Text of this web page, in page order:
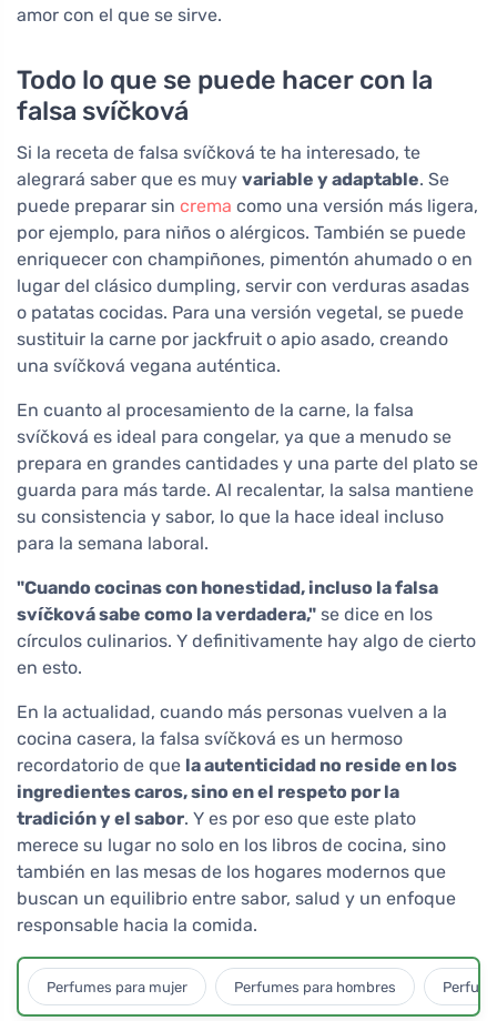
amor con el que se sirve.
Todo lo que se puede hacer con la
falsa svíčková
Si la receta de falsa svíčková te ha interesado, te
alegrará saber que es muy variable y adaptable. Se
puede preparar sin crema como una versión más ligera,
por ejemplo, para niños o alérgicos. También se puede
enriquecer con champiñones, pimentón ahumado o en
lugar del clásico dumpling, servir con verduras asadas
o patatas cocidas. Para una versión vegetal, se puede
sustituir la carne por jackfruit o apio asado, creando
una svíčková vegana auténtica.
En cuanto al procesamiento de la carne, la falsa
svíčková es ideal para congelar, ya que a menudo se
prepara en grandes cantidades y una parte del plato se
guarda para más tarde. Al recalentar, la salsa mantiene
su consistencia y sabor, lo que la hace ideal incluso
para la semana laboral.
"Cuando cocinas con honestidad, incluso la falsa
svíčková sabe como la verdadera," se dice en los
círculos culinarios. Y definitivamente hay algo de cierto
en esto.
En la actualidad, cuando más personas vuelven a la
cocina casera, la falsa svíčková es un hermoso
recordatorio de que la autenticidad no reside en los
ingredientes caros, sino en el respeto por la
tradición y el sabor. Y es por eso que este plato
merece su lugar no solo en los libros de cocina, sino
también en las mesas de los hogares modernos que
buscan un equilibrio entre sabor, salud y un enfoque
responsable hacia la comida.
Perfumes para mujer Perfumes para hombres